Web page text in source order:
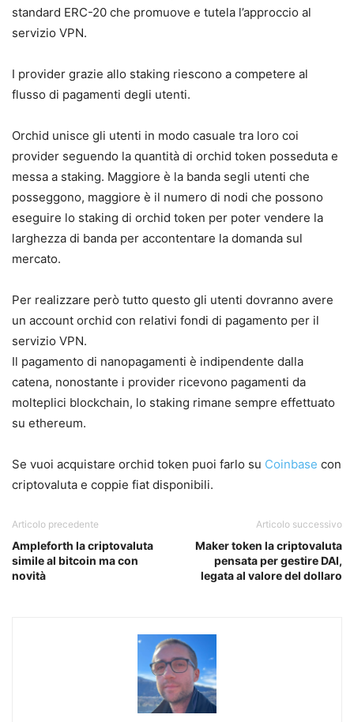
standard ERC-20 che promuove e tutela l’approccio al
servizio VPN.
I provider grazie allo staking riescono a competere al
flusso di pagamenti degli utenti.
Orchid unisce gli utenti in modo casuale tra loro coi
provider seguendo la quantità di orchid token posseduta e
messa a staking. Maggiore è la banda segli utenti che
posseggono, maggiore è il numero di nodi che possono
eseguire lo staking di orchid token per poter vendere la
larghezza di banda per accontentare la domanda sul
mercato.
Per realizzare però tutto questo gli utenti dovranno avere
un account orchid con relativi fondi di pagamento per il
servizio VPN.
Il pagamento di nanopagamenti è indipendente dalla
catena, nonostante i provider ricevono pagamenti da
molteplici blockchain, lo staking rimane sempre effettuato
su ethereum.
Se vuoi acquistare orchid token puoi farlo su Coinbase con
criptovaluta e coppie fiat disponibili.
Articolo precedente
Ampleforth la criptovaluta
simile al bitcoin ma con
novità
Articolo successivo
Maker token la criptovaluta
pensata per gestire DAI,
legata al valore del dollaro